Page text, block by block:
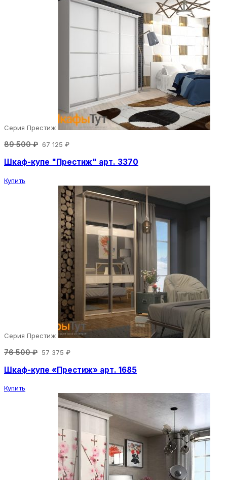
Серия Престиж
89 500 ₽ 67 125 ₽
Шкаф-купе "Престиж" арт. 3370
Купить
Серия Престиж
76 500 ₽ 57 375 ₽
Шкаф-купе «Престиж» арт. 1685
Купить